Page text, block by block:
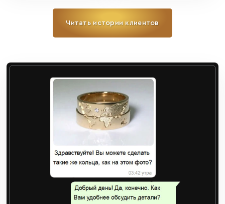
Читать истории клиентов